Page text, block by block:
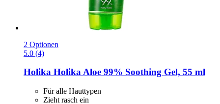
2 Optionen
5.0 (4)
Holika HolikaAloe 99% Soothing Gel, 55 ml
Für alle Hauttypen
Zieht rasch ein